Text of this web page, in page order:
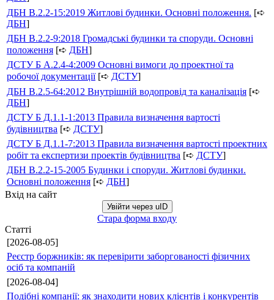
ДБН В.2.2-15:2019 Житлові будинки. Основні положення. [➪
ДБН]
ДБН В.2.2-9:2018 Громадські будинки та споруди. Основні
положення [➪ ДБН]
ДСТУ Б А.2.4-4:2009 Основні вимоги до проектної та
робочої документації[➪ ДСТУ]
ДБН В.2.5-64:2012 Внутрішній водопровід та каналізація [➪
ДБН]
ДСТУ Б Д.1.1-1:2013 Правила визначення вартості
будівництва [➪ ДСТУ]
ДСТУ Б Д.1.1-7:2013 Правила визначення вартості проектних
робіт та експертизи проектів будівництва [➪ ДСТУ]
ДБН В.2.2-15-2005 Будинки і споруди. Житлові будинки.
Основні положення [➪ ДБН]
Вхід на сайт
Увійти через uID
Стара форма входу
Статті
[2026-08-05]
Реєстр боржників: як перевірити заборгованості фізичних
осіб та компаній
[2026-08-04]
Подібні компанії: як знаходити нових клієнтів і конкурентів